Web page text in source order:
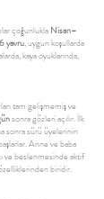
çoğunluklaNisan–
yavru, uygun koşullarda
kaya oyuklarında,
tam gelişmemiş ve
sonra gözleri açılır. İlk
sonra sürü üyelerinin
Anne ve baba
ve beslenmesinde aktif
biridir.